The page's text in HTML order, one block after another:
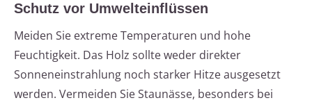
Schutz vor Umwelteinflüssen
Meiden Sie extreme Temperaturen und hohe
Feuchtigkeit. Das Holz sollte weder direkter
Sonneneinstrahlung noch starker Hitze ausgesetzt
werden. Vermeiden Sie Staunässe, besonders bei